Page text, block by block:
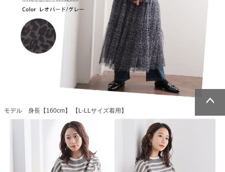
モデル 身長【160cm】 【L-LLサイズ着用】
ページトッ
ページトッ